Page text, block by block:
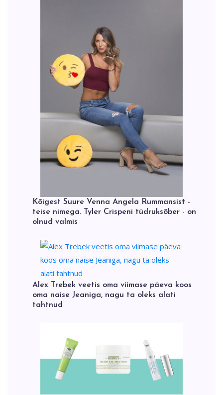
Kõigest Suure Venna Angela Rummansist -
teise nimega. Tyler Crispeni tüdruksõber - on
olnud valmis
Alex Trebek veetis oma viimase päeva koos
oma naise Jeaniga, nagu ta oleks alati
tahtnud